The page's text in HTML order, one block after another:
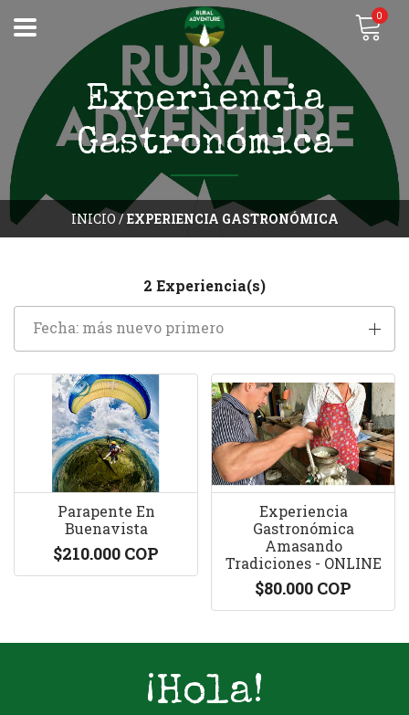
0
INICIO/EXPERIENCIA GASTRONÓMICA
Experiencia
Gastronómica
2 Experiencia(s)
Fecha: más nuevo primero
Parapente En
Buenavista
$210.000 COP
Experiencia
Gastronómica
Amasando
Tradiciones - ONLINE
$80.000 COP
¡Hola!